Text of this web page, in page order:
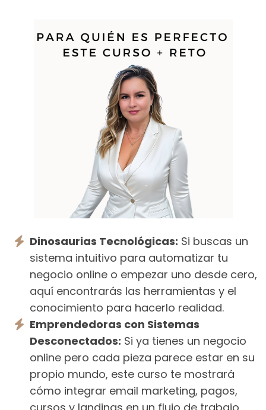
Dinosaurias Tecnológicas: Si buscas un
sistema intuitivo para automatizar tu
negocio online o empezar uno desde cero,
aquí encontrarás las herramientas y el
conocimiento para hacerlo realidad.
Emprendedoras con Sistemas
Desconectados: Si ya tienes un negocio
online pero cada pieza parece estar en su
propio mundo, este curso te mostrará
cómo integrar email marketing, pagos,